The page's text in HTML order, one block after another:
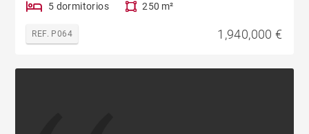
5 dormitorios 250 m²
REF. P064 1,940,000 €